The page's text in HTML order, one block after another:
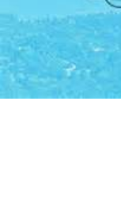
ВЛАСТЯМИ